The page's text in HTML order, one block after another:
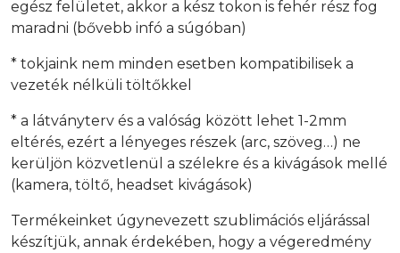
egész felületet, akkor a kész tokon is fehér rész fog
maradni (bővebb infó a súgóban)
* tokjaink nem minden esetben kompatibilisek a
vezeték nélküli töltőkkel
* a látványterv és a valóság között lehet 1-2mm
eltérés, ezért a lényeges részek (arc, szöveg…) ne
kerüljön közvetlenül a szélekre és a kivágások mellé
(kamera, töltő, headset kivágások)
Termékeinket úgynevezett szublimációs eljárással
készítjük, annak érdekében, hogy a végeredmény